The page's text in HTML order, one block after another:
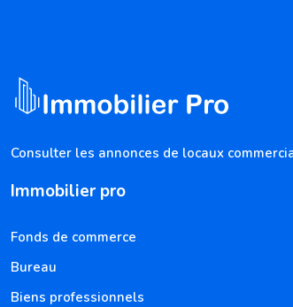
Consulter les annonces de locaux
Immobilier pro
Fonds de commerce
Bureau
Biens professionnels